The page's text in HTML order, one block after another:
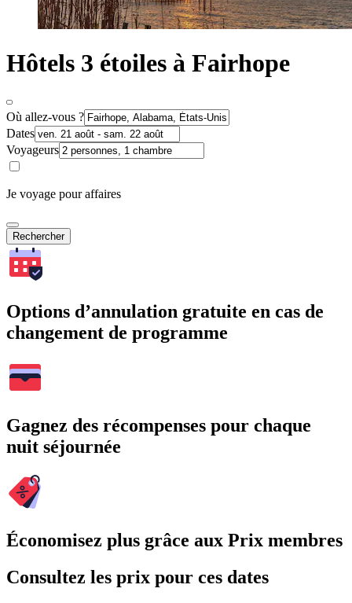
Hôtels 3 étoiles à Fairhope
Où allez-vous ?
Dates
Voyageurs
Je voyage pour affaires
Rechercher
Options d’annulation gratuite en cas de
changement de programme
Gagnez des récompenses pour chaque
nuit séjournée
Économisez plus grâce aux Prix membres
Consultez les prix pour ces dates